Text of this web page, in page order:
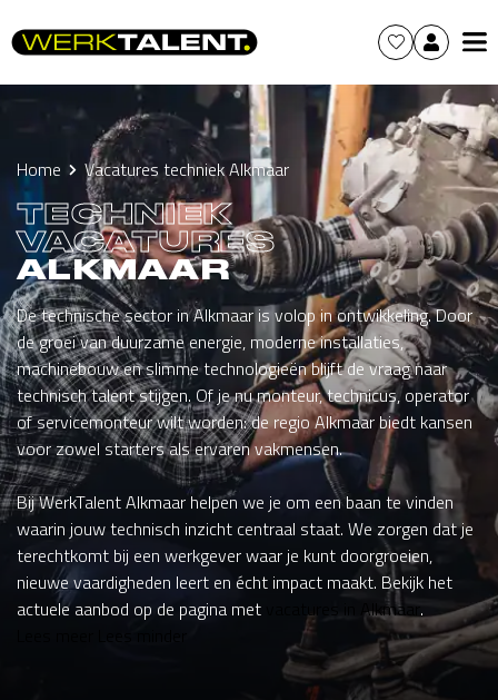
Home Vacatures techniek Alkmaar
TECHNIEK
VACATURES
ALKMAAR
De technische sector in Alkmaar is volop in ontwikkeling. Door
de groei van duurzame energie, moderne installaties,
machinebouw en slimme technologieën blijft de vraag naar
technisch talent stijgen. Of je nu monteur, technicus, operator
of servicemonteur wilt worden: de regio Alkmaar biedt kansen
voor zowel starters als ervaren vakmensen.
Bij WerkTalent Alkmaar helpen we je om een baan te vinden
waarin jouw technisch inzicht centraal staat. We zorgen dat je
terechtkomt bij een werkgever waar je kunt doorgroeien,
nieuwe vaardigheden leert en écht impact maakt. Bekijk het
actuele aanbod op de pagina met
vacatures in Alkmaar.